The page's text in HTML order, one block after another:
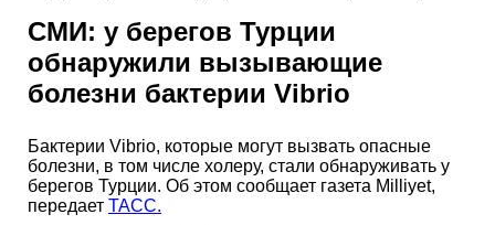
СМИ: у берегов Турции
обнаружили вызывающие
болезни бактерии Vibrio
Бактерии Vibrio, которые могут вызвать опасные
болезни, в том числе холеру, стали обнаруживать у
берегов Турции. Об этом сообщает газета Milliyet,
передает ТАСС.